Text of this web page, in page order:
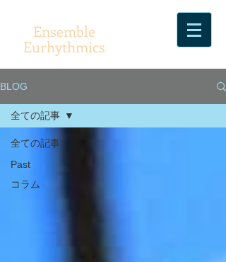
Ensemble
Eurhythmics
BLOG
全ての記事
Past
コラム
全ての記事